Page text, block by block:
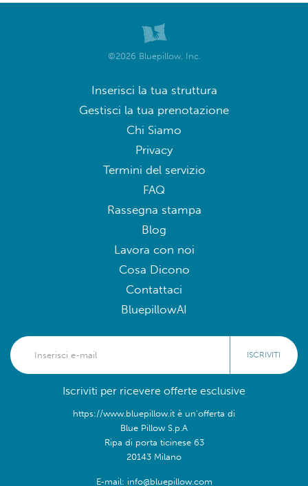
©2026 Bluepillow, Inc.
Inserisci la tua struttura
Gestisci la tua prenotazione
Chi Siamo
Privacy
Termini del servizio
FAQ
Rassegna stampa
Blog
Lavora con noi
Cosa Dicono
Contattaci
BluepillowAI
ISCRIVITI
Iscriviti per ricevere offerte esclusive
https://www.bluepillow.it è un'offerta di
Blue Pillow S.p.A
Ripa di porta ticinese 63
20143 Milano
E-mail: info@bluepillow.com